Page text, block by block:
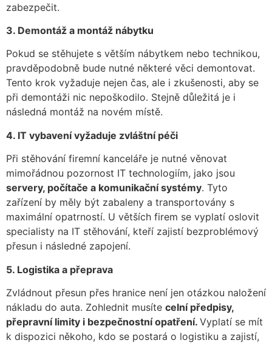
zabezpečit.
3. Demontáž a montáž nábytku
Pokud se stěhujete s větším nábytkem nebo technikou,
pravděpodobně bude nutné některé věci demontovat.
Tento krok vyžaduje nejen čas, ale i zkušenosti, aby se
při demontáži nic nepoškodilo. Stejně důležitá je i
následná montáž na novém místě.
4. IT vybavení vyžaduje zvláštní péči
Při stěhování firemní kanceláře je nutné věnovat
mimořádnou pozornost IT technologiím, jako jsou
servery, počítače a komunikační systémy. Tyto
zařízení by měly být zabaleny a transportovány s
maximální opatrností. U větších firem se vyplatí oslovit
specialisty na IT stěhování, kteří zajistí bezproblémový
přesun i následné zapojení.
5. Logistika a přeprava
Zvládnout přesun přes hranice není jen otázkou naložení
nákladu do auta. Zohlednit musíte celní předpisy,
přepravní limity i bezpečnostní opatření. Vyplatí se mít
k dispozici někoho, kdo se postará o logistiku a zajistí,